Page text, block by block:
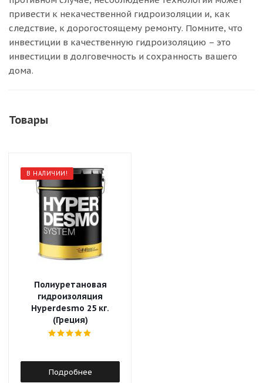
привести к некачественной гидроизоляции и, как
следствие, к дорогостоящему ремонту. Помните, что
инвестиции в качественную гидроизоляцию – это
инвестиции в долговечность и сохранность вашего
дома.
Товары
В НАЛИЧИИ!
Полиуретановая
гидроизоляция
Hyperdesmo 25 кг.
(Греция)
Подробнее